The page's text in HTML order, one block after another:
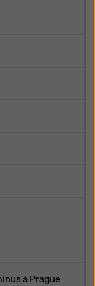
à Prague